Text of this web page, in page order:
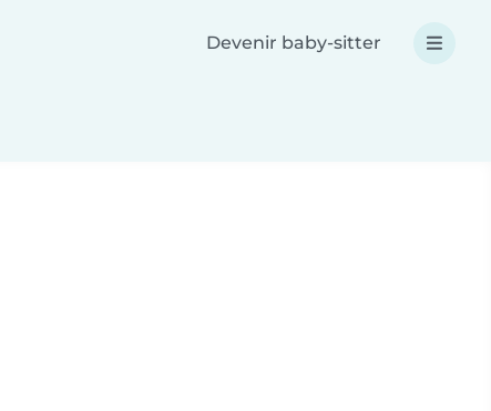
Devenir baby-sitter